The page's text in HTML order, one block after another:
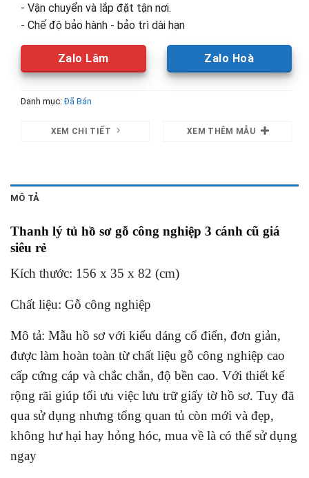
- Vận chuyển và lắp đặt tận nơi.
- Chế độ bảo hành - bảo trì dài hạn
Zalo Lâm Zalo Hoà
Danh mục:Đã Bán
XEM CHI TIẾT XEM THÊM MẪU
MÔ TẢ
Thanh lý tủ hồ sơ gỗ công nghiệp 3 cánh cũ giá
siêu rẻ
Kích thước: 156 x 35 x 82 (cm)
Chất liệu: Gỗ công nghiệp
Mô tả: Mẫu hồ sơ với kiểu dáng cổ điển, đơn giản,
được làm hoàn toàn từ chất liệu gỗ công nghiệp cao
cấp cứng cáp và chắc chắn, độ bền cao. Với thiết kế
rộng rãi giúp tối ưu việc lưu trữ giấy tờ hồ sơ. Tuy đã
qua sử dụng nhưng tổng quan tủ còn mới và đẹp,
không hư hại hay hỏng hóc, mua về là có thể sử dụng
ngay